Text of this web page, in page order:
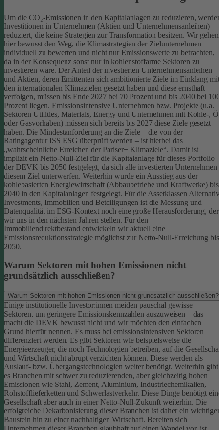
Um die CO₂-Emissionen in den Kapitalanlagen zu reduzieren,
Investitionen in Unternehmen (Aktien und Unternehmensanleihen)
reduziert, die keine Strategien zur Transformation besitzen. Wir gehen
hier bewusst den Weg, die Klimastrategien der Zielunternehmen
individuell zu bewerten und nicht nur Emissionswerte zu betrachten,
da in der Konsequenz sonst nur in kohlenstoffarme Sektoren zu
investieren wäre. Der Anteil der investierten Unternehmensanleihen
und Aktien, deren Emittenten sich ambitionierte Ziele im Einklang mit
den internationalen Klimazielen gesetzt haben und diese ernsthaft
verfolgen, müssen bis Ende 2027 bei 70 Prozent und bis 2040 bei
Prozent liegen. Emissionsintensive Unternehmen bzw. Projekte (u.a.
Sektoren Utilities, Materials, Energy und Unternehmen mit Kohle-,
oder Gasvorhaben) müssen sich bereits bis 2027 diese Ziele gesetzt
haben. Die Mindestanforderung an die Ziele – die von der
Ratingagentur ISS ESG überprüft werden – ist hierbei das
„wahrscheinliche Erreichen der Pariser+ Klimaziele“. Damit ist
implizit ein Netto-Null-Ziel für die Kapitalanlage für dieses Portfolio
der DEVK bis 2050 festgelegt, da sich alle investierten Unternehmen
diesem Ziel unterwerfen. Weiterhin wurde ein Ausstieg aus der
kohlebasierten Energiewirtschaft (Abbaubetriebe und Kraftwerke) bis
2040 in den Kapitalanlagen festgelegt. Für die Assetklassen
Investments, Immobilien und Beteiligungen ist die Messung und
Datenqualität im ESG-Kontext noch eine große Herausforderung, der
wir uns in den nächsten Jahren stellen. Für den
Immobiliendirektbestand entwickeln wir aktuell eine
Emissionsreduktionsstrategie möglichst zur Netto-Null-Erreichung bis
2050.
Warum Sektoren mit hohen Emissionen nicht
grundsätzlich ausschließen?
Warum Sektoren mit hohen Emissionen nicht grundsätzlich ausschließen?
Einige institutionelle Investor:innen meiden pauschal gewisse
Sektoren, um geringere Emissionskennzahlen auszuweisen – das
macht die DEVK bewusst nicht und wir möchten den einfachen
Grund hierfür nennen. Es muss bei emissionsintensiven Sektoren
differenziert werden. Es gibt Sektoren wie beispielsweise die
Energieerzeuger, die noch Technologien betreiben, auf die
und Wirtschaft nicht abrupt verzichten können. Diese werden als
Auslauf- bzw. Übergangstechnologien weiter benötigt. Weiterhin gibt
es Branchen mit schwer zu reduzierenden, aber gleichzeitig hohen
Emissionen wie Stahl, Zement, Aluminium, Industriechemikalien,
Rohstofflieferketten und Schwerlastverkehr. Diese Dinge benötigt
Gesellschaft aber auch in einer Netto-Null-Zukunft weiterhin. Die
erfolgreiche Dekarbonisierung dieser Branchen ist daher ein wichtiger
Baustein hin zu einer nachhaltigen Wirtschaft. Bereiten sich
Unternehmen dieser Branchen glaubhaft auf einen Wandel vor, ist